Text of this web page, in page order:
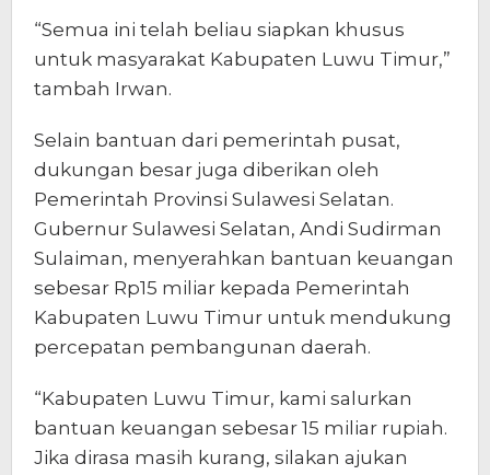
“Semua ini telah beliau siapkan khusus
untuk masyarakat Kabupaten Luwu Timur,”
tambah Irwan.
Selain bantuan dari pemerintah pusat,
dukungan besar juga diberikan oleh
Pemerintah Provinsi Sulawesi Selatan.
Gubernur Sulawesi Selatan, Andi Sudirman
Sulaiman, menyerahkan bantuan keuangan
sebesar Rp15 miliar kepada Pemerintah
Kabupaten Luwu Timur untuk mendukung
percepatan pembangunan daerah.
“Kabupaten Luwu Timur, kami salurkan
bantuan keuangan sebesar 15 miliar rupiah.
Jika dirasa masih kurang, silakan ajukan